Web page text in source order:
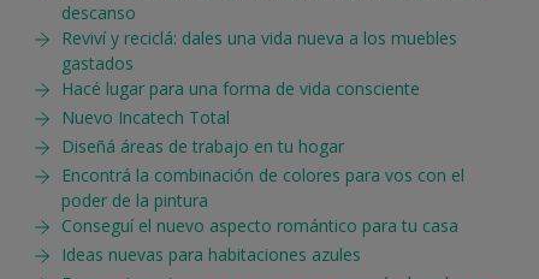
descanso
Reviví y reciclá: dales una vida nueva a los muebles
gastados
Hacé lugar para una forma de vida consciente
Nuevo Incatech Total
Diseñá áreas de trabajo en tu hogar
Encontrá la combinación de colores para vos con el
poder de la pintura
Conseguí el nuevo aspecto romántico para tu casa
Ideas nuevas para habitaciones azules